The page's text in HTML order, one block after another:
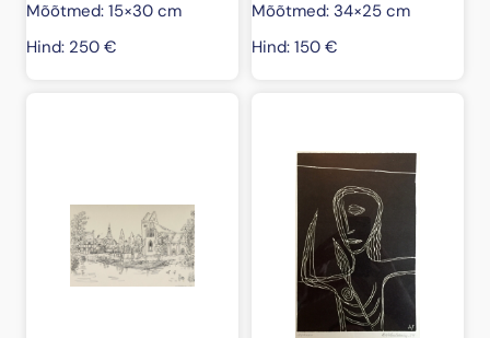
o
u
Mõõtmed: 15×30 cm
Hind: 250 €
Mõõtmed: 34×25 cm
Hind: 150 €